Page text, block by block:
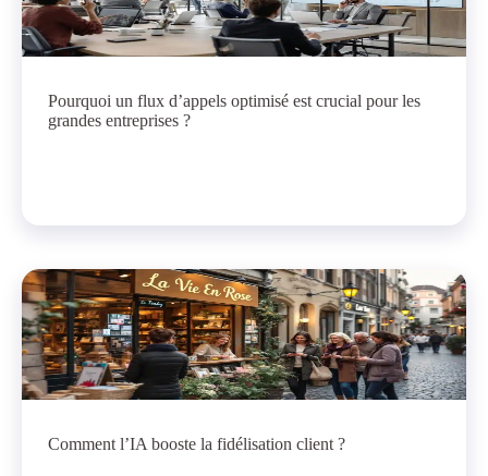
Pourquoi un flux d’appels optimisé est crucial pour les
grandes entreprises ?
Comment l’IA booste la fidélisation client ?